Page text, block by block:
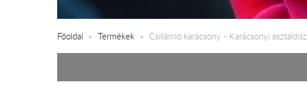
Főoldal Termékek Csillámló karácsony - Karácsonyi asztaldísz